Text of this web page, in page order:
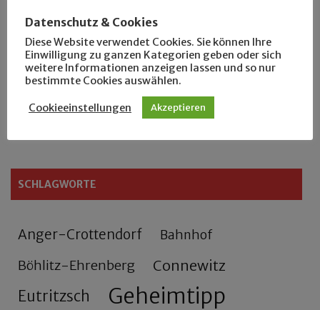
Rennfahrer in Schönefeld und Zschocher
Zu Fuß durch Anger-Crottendorf
Sammler- und Wanderfreund Hardy
SCHLAGWORTE
Anger-Crottendorf Bahnhof
Böhlitz-Ehrenberg Connewitz
Eutritzsch Geheimtipp
Datenschutz & Cookies
Diese Website verwendet Cookies. Sie können Ihre
Einwilligung zu ganzen Kategorien geben oder sich
weitere Informationen anzeigen lassen und so nur
bestimmte Cookies auswählen.
Cookieeinstellungen Akzeptieren